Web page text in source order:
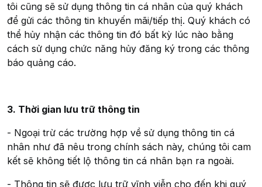
tôi cũng sẽ sử dụng thông tin cá nhân của quý khách
để gửi các thông tin khuyến mãi/tiếp thị. Quý khách có
thể hủy nhận các thông tin đó bất kỳ lúc nào bằng
cách sử dụng chức năng hủy đăng ký trong các thông
báo quảng cáo.
3. Thời gian lưu trữ thông tin
- Ngoại trừ các trường hợp về sử dụng thông tin cá
nhân như đã nêu trong chính sách này, chúng tôi cam
kết sẽ không tiết lộ thông tin cá nhân bạn ra ngoài.
- Thông tin sẽ được lưu trữ vĩnh viễn cho đến khi quý